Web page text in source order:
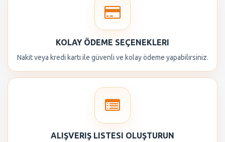
KOLAY ÖDEME SEÇENEKLERI
Nakit veya kredi kartı ile güvenli ve kolay ödeme yapabilirsiniz.
ALIŞVERIŞ LISTESI OLUŞTURUN